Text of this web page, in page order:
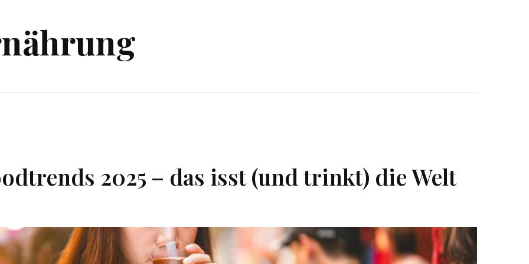
2025 – das isst (und trinkt) die Welt